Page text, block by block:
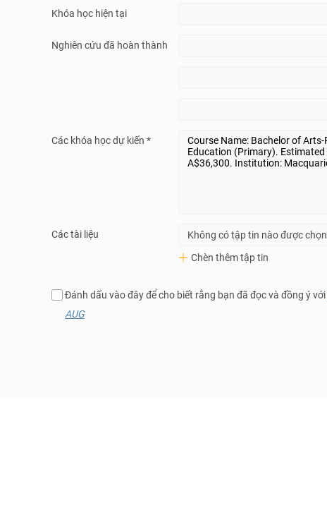
Khóa học hiện tại
Nghiên cứu đã hoàn thành
Các khóa học dự kiến *
Các tài liệu
Không có tập tin nào được chọn
Chèn thêm tập tin
Đánh dấu vào đây để cho biết rằng bạn đã đọc và đồng ý với
AUG